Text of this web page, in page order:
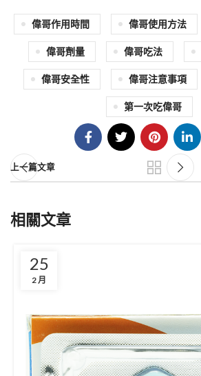
偉哥作用時間 偉哥使用方法
偉哥劑量 偉哥吃法
偉哥安全性 偉哥注意事項
第一次吃偉哥
上一篇文章
相關文章
25
2 月